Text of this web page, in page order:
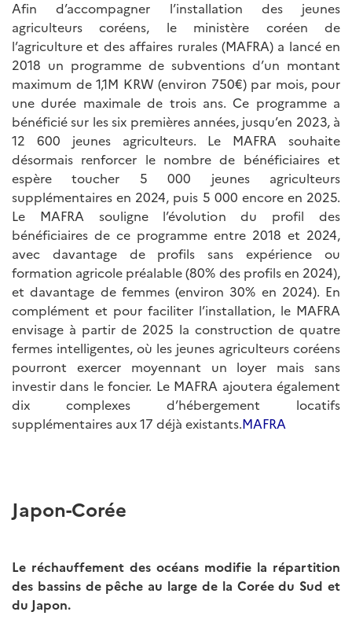
Afin d’accompagner l’installation des jeunes
agriculteurs coréens, le ministère coréen de
l’agriculture et des affaires rurales (MAFRA) a lancé en
2018 un programme de subventions d’un montant
maximum de 1,1M KRW (environ 750€) par mois, pour
une durée maximale de trois ans. Ce programme a
bénéficié sur les six premières années, jusqu’en 2023, à
12 600 jeunes agriculteurs. Le MAFRA souhaite
désormais renforcer le nombre de bénéficiaires et
espère toucher 5 000 jeunes agriculteurs
supplémentaires en 2024, puis 5 000 encore en 2025.
Le MAFRA souligne l’évolution du profil des
bénéficiaires de ce programme entre 2018 et 2024,
avec davantage de profils sans expérience ou
formation agricole préalable (80% des profils en 2024),
et davantage de femmes (environ 30% en 2024). En
complément et pour faciliter l’installation, le MAFRA
envisage à partir de 2025 la construction de quatre
fermes intelligentes, où les jeunes agriculteurs coréens
pourront exercer moyennant un loyer mais sans
investir dans le foncier. Le MAFRA ajoutera également
dix complexes d’hébergement locatifs
supplémentaires aux 17 déjà existants.MAFRA
Japon-Corée
Le réchauffement des océans modifie la répartition
des bassins de pêche au large de la Corée du Sud et
du Japon.